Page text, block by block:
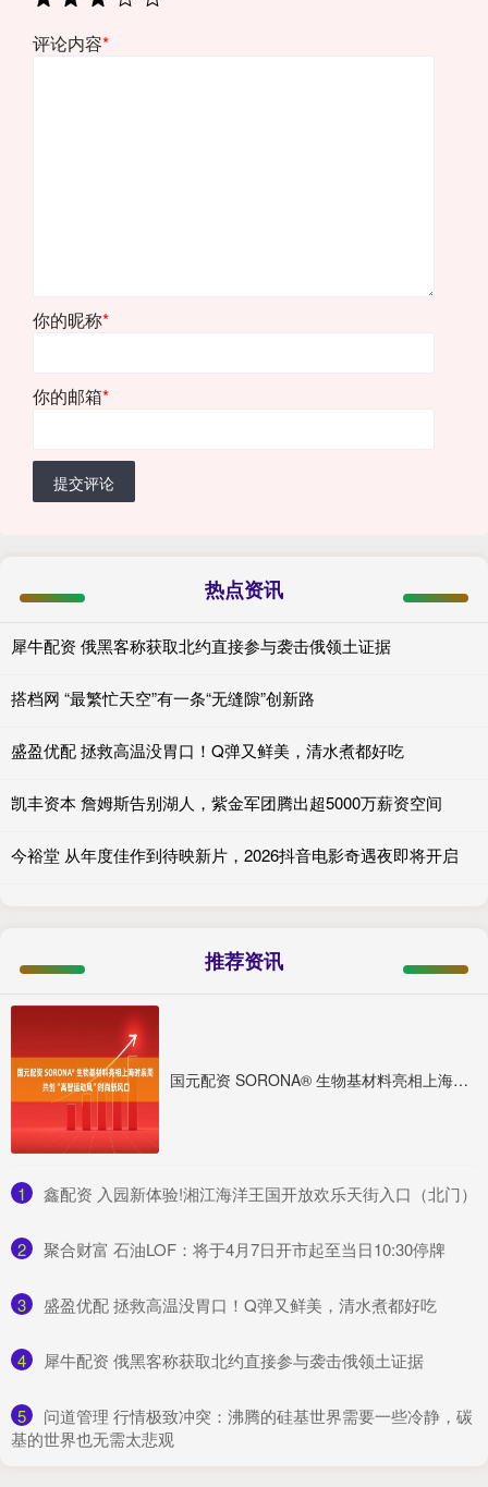
评论内容*
你的昵称*
你的邮箱*
提交评论
热点资讯
犀牛配资 俄黑客称获取北约直接参与袭击俄领土证据
搭档网 “最繁忙天空”有一条“无缝隙”创新路
盛盈优配 拯救高温没胃口！Q弹又鲜美，清水煮都好吃
凯丰资本 詹姆斯告别湖人，紫金军团腾出超5000万薪资空间
今裕堂 从年度佳作到待映新片，2026抖音电影奇遇夜即将开启
推荐资讯
国元配资 SORONA® 生物基材料亮相上海时装周 共创“高智运动风”时尚新风口
1 ​鑫配资 入园新体验!湘江海洋王国开放欢乐天街入口（北门）
2 ​聚合财富 石油LOF：将于4月7日开市起至当日10:30停牌
3 ​盛盈优配 拯救高温没胃口！Q弹又鲜美，清水煮都好吃
4 ​犀牛配资 俄黑客称获取北约直接参与袭击俄领土证据
5
​问道管理 行情极致冲突：沸腾的硅基世界需要一些冷静，碳
基的世界也无需太悲观